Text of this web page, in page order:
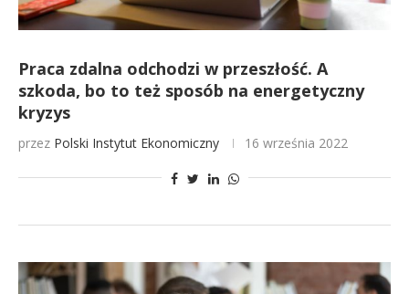
Praca zdalna odchodzi w przeszłość. A
szkoda, bo to też sposób na energetyczny
kryzys
przez Polski Instytut Ekonomiczny 16 września 2022